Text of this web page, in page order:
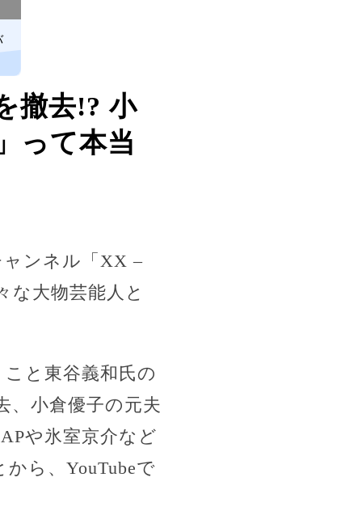
撤去!? 小
って本当
ャンネル「XX –
な大物芸能人と
こと東谷義和氏の
、小倉優子の元夫
や氷室京介など
ら、YouTubeで